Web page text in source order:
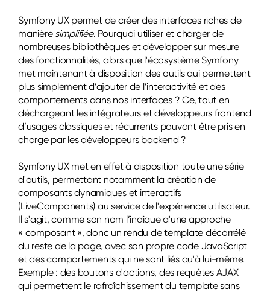
Symfony UX permet de créer des interfaces riches de
manière simplifiée. Pourquoi utiliser et charger de
nombreuses bibliothèques et développer sur mesure
des fonctionnalités, alors que l'écosystème Symfony
met maintenant à disposition des outils qui permettent
plus simplement d’ajouter de l’interactivité et des
comportements dans nos interfaces ? Ce, tout en
déchargeant les intégrateurs et développeurs frontend
d’usages classiques et récurrents pouvant être pris en
charge par les développeurs backend ?
Symfony UX met en effet à disposition toute une série
d'outils, permettant notamment la création de
composants dynamiques et interactifs
(LiveComponents) au service de l'expérience utilisateur.
Il s'agit, comme son nom l’indique d'une approche
« composant », donc un rendu de template décorrélé
du reste de la page, avec son propre code JavaScript
et des comportements qui ne sont liés qu'à lui-même.
Exemple : des boutons d'actions, des requêtes AJAX
qui permettent le rafraîchissement du template sans